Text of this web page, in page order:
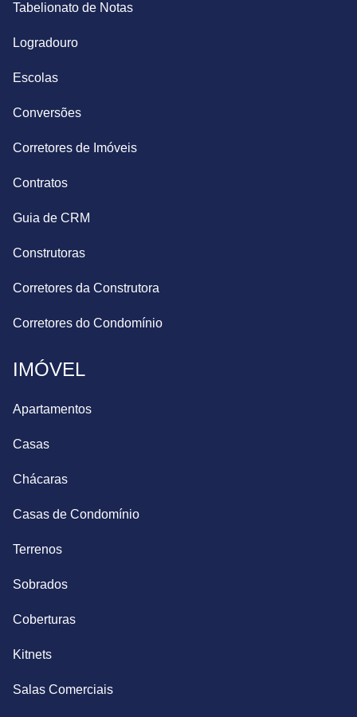
Tabelionato de Notas
Logradouro
Escolas
Conversões
Corretores de Imóveis
Contratos
Guia de CRM
Construtoras
Corretores da Construtora
Corretores do Condomínio
IMÓVEL
Apartamentos
Casas
Chácaras
Casas de Condomínio
Terrenos
Sobrados
Coberturas
Kitnets
Salas Comerciais